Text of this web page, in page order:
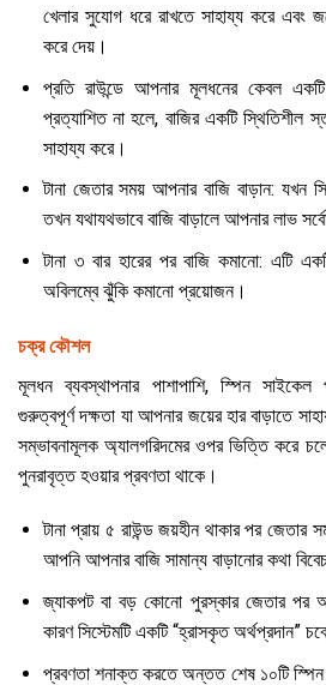
খেলার সুযোগ ধরে রাখতে সাহায্য করে এবং
করে দেয়।
প্রতি রাউন্ডে আপনার মূলধনের কেবল
প্রত্যাশিত না হলে, বাজির একটি স্থিতিশীল
সাহায্য করে।
টানা জেতার সময় আপনার বাজি বাড়ান: যখন
তখন যথাযথভাবে বাজি বাড়ালে আপনার লাভ
টানা ৩ বার হারের পর বাজি কমানো: এটি
অবিলম্বে ঝুঁকি কমানো প্রয়োজন।
চক্র কৌশল
মূলধন ব্যবস্থাপনার পাশাপাশি, স্পিন
গুরুত্বপূর্ণ দক্ষতা যা আপনার জয়ের হার বাড়াতে
সম্ভাবনামূলক অ্যালগরিদমের ওপর ভিত্তি করে
পুনরাবৃত্ত হওয়ার প্রবণতা থাকে।
টানা প্রায় ৫ রাউন্ড জয়হীন থাকার পর জেতার
আপনি আপনার বাজি সামান্য বাড়ানোর কথা
জ্যাকপট বা বড় কোনো পুরস্কার জেতার পর
কারণ সিস্টেমটি একটি “হ্রাসকৃত অর্থপ্রদান”
প্রবণতা শনাক্ত করতে অন্তত শেষ ১০টি স্পিন